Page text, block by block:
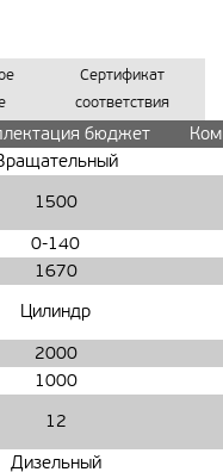
Сертификат
соответствия
бюджет
1500
0-140
1670
Цилиндр
2000
1000
12
Дизельный